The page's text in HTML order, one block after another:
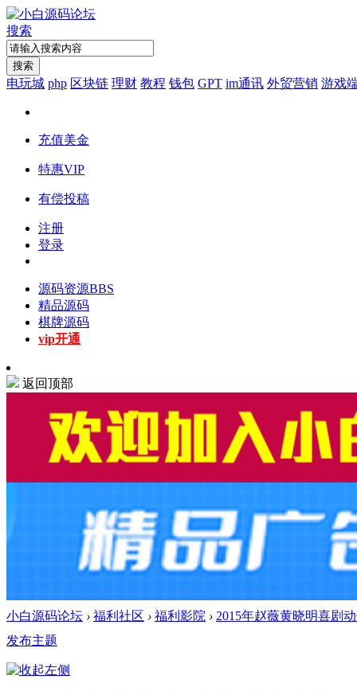
搜索
搜索
电玩城 php 区块链 理财 教程 钱包 GPT im通讯 外贸营销 游戏
充值美金
特惠VIP
有偿投稿
注册
登录
源码资源BBS
精品源码
棋牌源码
vip开通
返回顶部
小白源码论坛 › 福利社区 › 福利影院 › 2015年赵薇黄晓明喜剧
发布主题